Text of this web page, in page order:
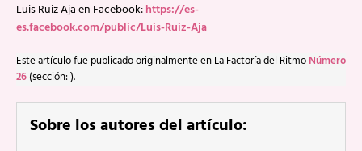
Luis Ruiz Aja en Facebook:https://es-
es.facebook.com/public/Luis-Ruiz-Aja
Este artículo fue publicado originalmente en La Factoría del Ritmo Número
26 (sección: ).
Sobre los autores del artículo: